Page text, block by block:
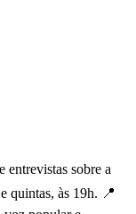
sobre a
quintas, às 19h. 📍